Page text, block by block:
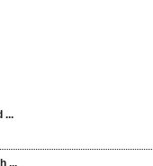
...
...